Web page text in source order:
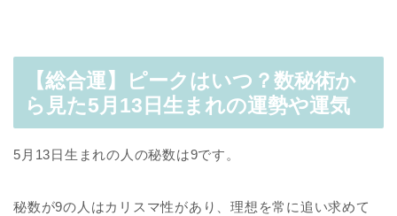
【総合運】ピークはいつ？数秘術か
ら見た5月13日生まれの運勢や運気
5月13日生まれの人の秘数は9です。
秘数が9の人はカリスマ性があり、理想を常に追い求めて